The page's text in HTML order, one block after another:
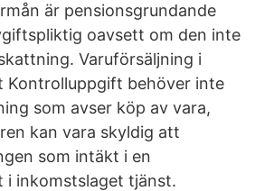
är pensionsgrundande
oavsett om den inte
Varuförsäljning i
Kontrolluppgift behöver inte
som avser köp av vara,
kan vara skyldig att
som intäkt i en
i inkomstslaget tjänst.